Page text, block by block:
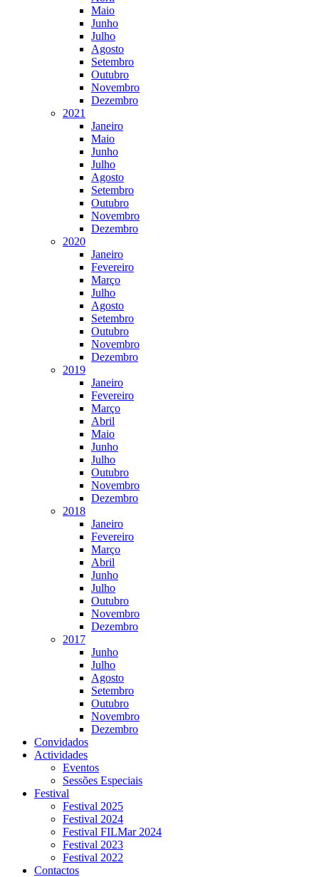
Maio
Junho
Julho
Agosto
Setembro
Outubro
Novembro
Dezembro
2021
Janeiro
Maio
Junho
Julho
Agosto
Setembro
Outubro
Novembro
Dezembro
2020
Janeiro
Fevereiro
Março
Julho
Agosto
Setembro
Outubro
Novembro
Dezembro
2019
Janeiro
Fevereiro
Março
Abril
Maio
Junho
Julho
Outubro
Novembro
Dezembro
2018
Janeiro
Fevereiro
Março
Abril
Junho
Julho
Outubro
Novembro
Dezembro
2017
Junho
Julho
Agosto
Setembro
Outubro
Novembro
Dezembro
Convidados
Actividades
Eventos
Sessões Especiais
Festival
Festival 2025
Festival 2024
Festival FILMar 2024
Festival 2023
Festival 2022
Contactos